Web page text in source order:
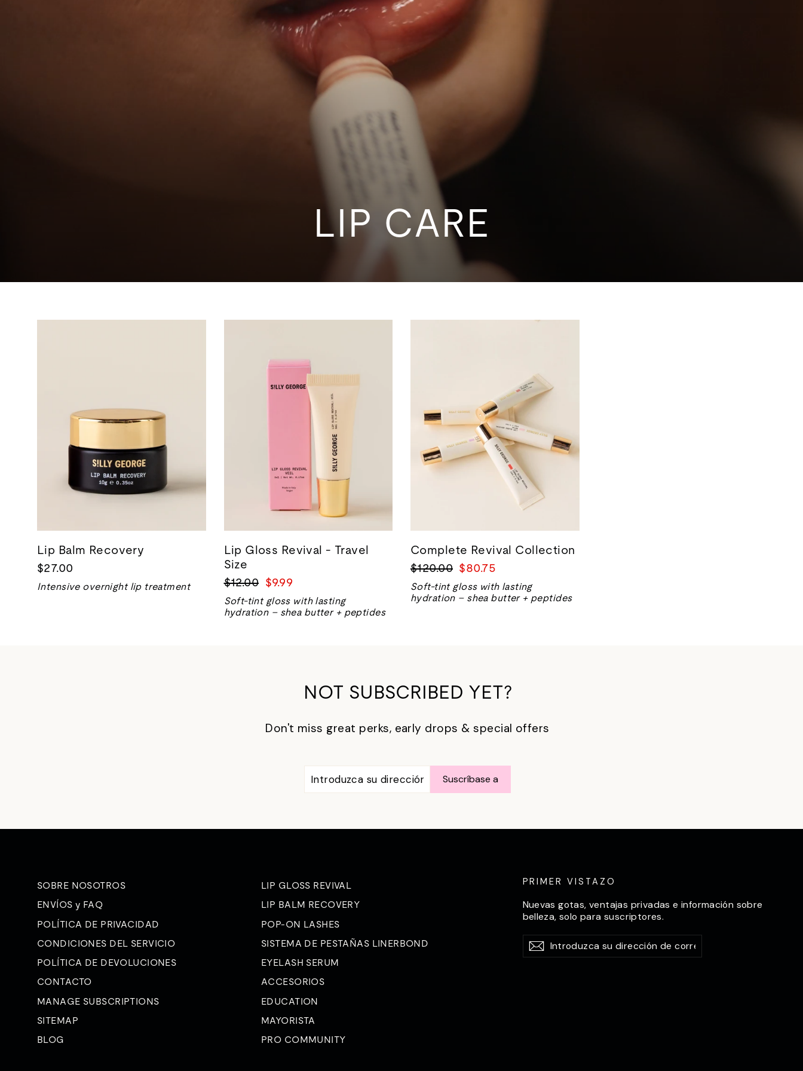
LIP CARE
Lip Balm Recovery
$27.00
Intensive overnight lip treatment
Lip Gloss Revival - Travel
Size
Precio
normal
$12.00 Precio
de
venta
$9.99
Soft-tint gloss with lasting
hydration – shea butter + peptides
Complete Revival Collection
Precio
normal
$120.00 Precio
de
venta
$80.75
Soft-tint gloss with lasting
hydration – shea butter + peptides
NOT SUBSCRIBED YET?
Don't miss great perks, early drops & special offers
INTRODUZCA
SU
SUSCRÍBASE
A
Suscríbase a
SOBRE NOSOTROS
ENVÍOS y FAQ
POLÍTICA DE PRIVACIDAD
CONDICIONES DEL SERVICIO
POLÍTICA DE DEVOLUCIONES
CONTACTO
MANAGE SUBSCRIPTIONS
SITEMAP
BLOG
LIP GLOSS REVIVAL
LIP BALM RECOVERY
POP-ON LASHES
SISTEMA DE PESTAÑAS LINERBOND
EYELASH SERUM
ACCESORIOS
EDUCATION
MAYORISTA
PRO COMMUNITY
PRIMER VISTAZO
Nuevas gotas, ventajas privadas e información sobre
belleza, solo para suscriptores.
Introduzca
su
dirección
SuscríbaseSuscríbase
a